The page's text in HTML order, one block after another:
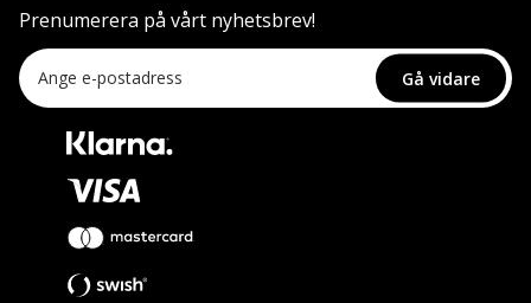
Prenumerera på vårt nyhetsbrev!
Gå vidare